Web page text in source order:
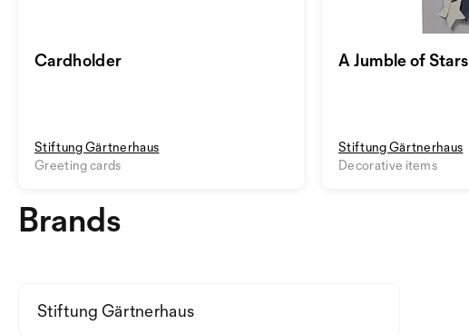
Cardholder
Stiftung Gärtnerhaus
Greeting cards
A Jumble of Stars
Stiftung Gärtnerhaus
Decorative items
Brands
Stiftung Gärtnerhaus